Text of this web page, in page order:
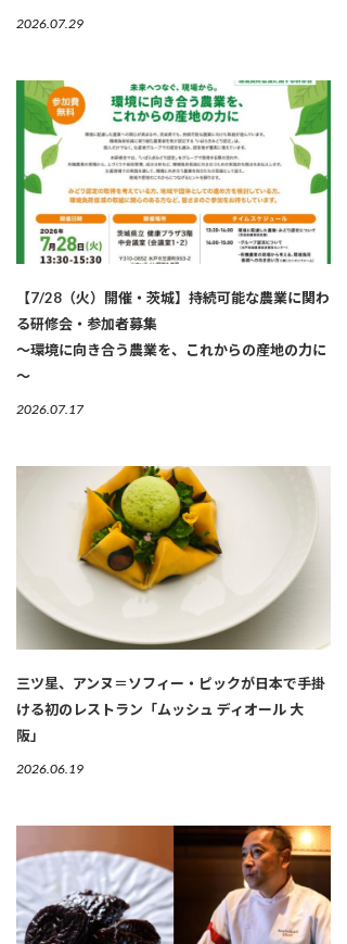
2026.07.29
【7/28（火）開催・茨城】持続可能な農業に関わ
る研修会・参加者募集
～環境に向き合う農業を、これからの産地の力に
～
2026.07.17
三ツ星、アンヌ＝ソフィー・ピックが日本で手掛
ける初のレストラン「ムッシュ ディオール 大
阪」
2026.06.19